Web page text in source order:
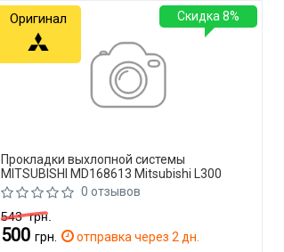
Прокладки выхлопной системы
MITSUBISHI MD168613 Mitsubishi L300
0 отзывов
543грн.
500 грн.
отправка через 2 дн.
Скидка 8%
Оригинал